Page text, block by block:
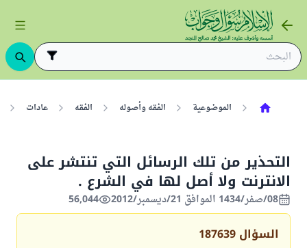
الموضوعية الفقه وأصوله الفقه عادات
التحذير من تلك الرسائل التي تنتشر على
الانترنت ولا أصل لها في الشرع .
08/صفر/1434 الموافق 21/ديسمبر/2012 56,044
السؤال 187639